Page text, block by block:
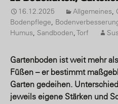
16.12.2025 Allgemeines,
Bodenpflege,
Humus, Sandboden,Torf
Gartenboden ist weit mehr
Füßen – er bestimmt
Garten gedeihen.
jeweils eigene Stärken und